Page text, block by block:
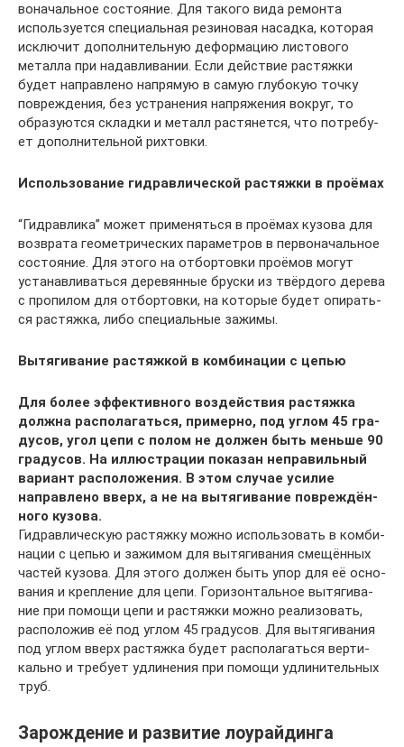
во­на­чаль­ное состо­я­ние. Для тако­го вида ремон­та
исполь­зу­ет­ся спе­ци­аль­ная рези­но­вая насад­ка, кото­рая
исклю­чит допол­ни­тель­ную дефор­ма­цию листо­во­го
метал­ла при надав­ли­ва­нии. Если дей­ствие рас­тяж­ки
будет направ­ле­но напря­мую в самую глу­бо­кую точ­ку
повре­жде­ния, без устра­не­ния напря­же­ния вокруг, то
обра­зу­ют­ся склад­ки и металл рас­тя­нет­ся, что потре­бу­
ет допол­ни­тель­ной рих­тов­ки.
Исполь­зо­ва­ние гид­рав­ли­че­ской рас­тяж­ки в про­ёмах
“Гид­рав­ли­ка” может при­ме­нять­ся в про­ёмах кузо­ва для
воз­вра­та гео­мет­ри­че­ских пара­мет­ров в пер­во­на­чаль­ное
состо­я­ние. Для это­го на отбор­тов­ки про­ёмов могут
уста­нав­ли­вать­ся дере­вян­ные брус­ки из твёр­до­го дере­ва
с про­пи­лом для отбор­тов­ки, на кото­рые будет опи­рать­
ся рас­тяж­ка, либо спе­ци­аль­ные зажи­мы.
Вытя­ги­ва­ние рас­тяж­кой в ком­би­на­ции с цепью
Для более эффек­тив­но­го воз­дей­ствия рас­тяж­ка
долж­на рас­по­ла­гать­ся, при­мер­но, под углом 45 гра­
ду­сов, угол цепи с полом не дол­жен быть мень­ше 90
гра­ду­сов. На иллю­стра­ции пока­зан непра­виль­ный
вари­ант рас­по­ло­же­ния. В этом слу­чае уси­лие
направ­ле­но вверх, а не на вытя­ги­ва­ние повре­ждён­
но­го кузо­ва.
Гид­рав­ли­че­скую рас­тяж­ку мож­но исполь­зо­вать в ком­би­
на­ции с цепью и зажи­мом для вытя­ги­ва­ния сме­щён­ных
частей кузо­ва. Для это­го дол­жен быть упор для её осно­
ва­ния и креп­ле­ние для цепи. Гори­зон­таль­ное вытя­ги­ва­
ние при помо­щи цепи и рас­тяж­ки мож­но реа­ли­зо­вать,
рас­по­ло­жив её под углом 45 гра­ду­сов. Для вытя­ги­ва­ния
под углом вверх рас­тяж­ка будет рас­по­ла­гать­ся вер­ти­
каль­но и тре­бу­ет удли­не­ния при помо­щи удли­ни­тель­ных
труб.
Зарождение и развитие лоурайдинга